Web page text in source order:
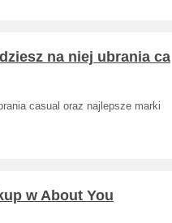
na niej ubrania ca
casual oraz najlepsze marki
w About You